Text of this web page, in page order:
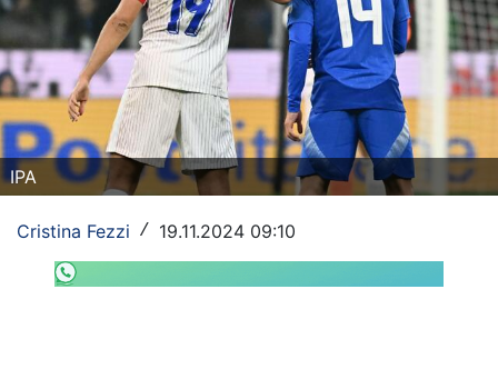
Altri Sport
Formula 1
Tennis
Vela
SHOP LAZIO
Contatti
IPA
Cristina Fezzi / 19.11.2024 09:10